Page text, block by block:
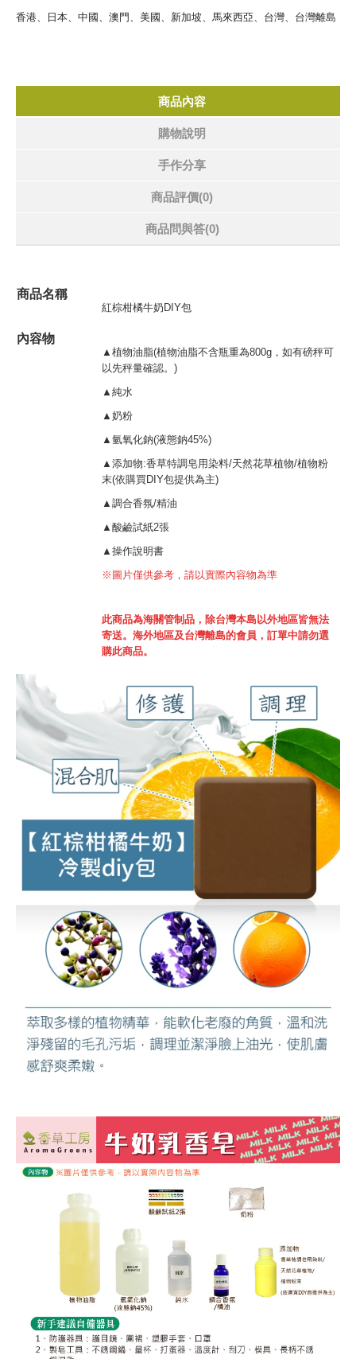
香港、日本、中國、澳門、美國、新加坡、馬來西亞、台灣、台灣離島
商品內容
購物說明
手作分享
商品評價(0)
商品問與答(0)
商品名稱
紅棕柑橘牛奶DIY包
內容物
▲植物油脂(植物油脂不含瓶重為800g，如有磅秤可
以先秤量確認。)
▲純水
▲奶粉
▲氫氧化鈉(液態鈉45%)
▲添加物:香草特調皂用染料/天然花草植物/植物粉
末(依購買DIY包提供為主)
▲調合香氛/精油
▲酸鹼試紙2張
▲操作說明書
※圖片僅供參考，請以實際內容物為準
此商品為海關管制品，除台灣本島以外地區皆無法
寄送。海外地區及台灣離島的會員，訂單中請勿選
購此商品。